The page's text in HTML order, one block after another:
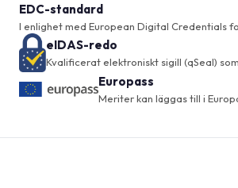
EDC-standard
I enlighet med European Digital Credentials
eIDAS-redo
Kvalificerat elektroniskt sigill (qSeal)
Europass
Meriter kan läggas till i